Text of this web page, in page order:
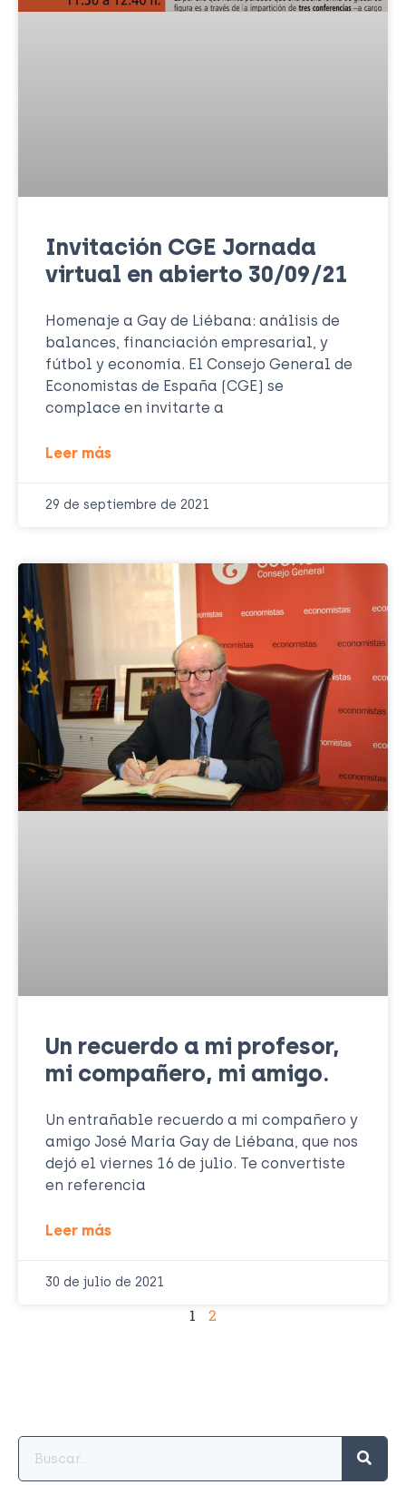
Invitación CGE Jornada
virtual en abierto 30/09/21
Homenaje a Gay de Liébana: análisis de
balances, financiación empresarial, y
fútbol y economía. El Consejo General de
Economistas de España (CGE) se
complace en invitarte a
Leer más
29 de septiembre de 2021
Un recuerdo a mi profesor,
mi compañero, mi amigo.
Un entrañable recuerdo a mi compañero y
amigo José María Gay de Liébana, que nos
dejó el viernes 16 de julio. Te convertiste
en referencia
Leer más
30 de julio de 2021
1 2